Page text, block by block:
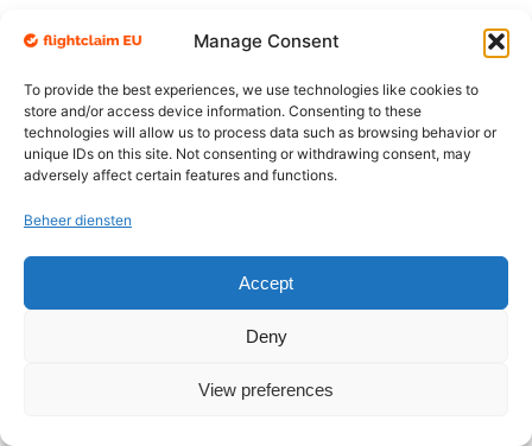
Manage Consent
To provide the best experiences, we use technologies like cookies to
store and/or access device information. Consenting to these
technologies will allow us to process data such as browsing behavior or
unique IDs on this site. Not consenting or withdrawing consent, may
adversely affect certain features and functions.
Beheer diensten
Accept
Deny
View preferences